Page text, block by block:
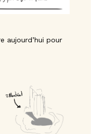
aujourd’hui pour